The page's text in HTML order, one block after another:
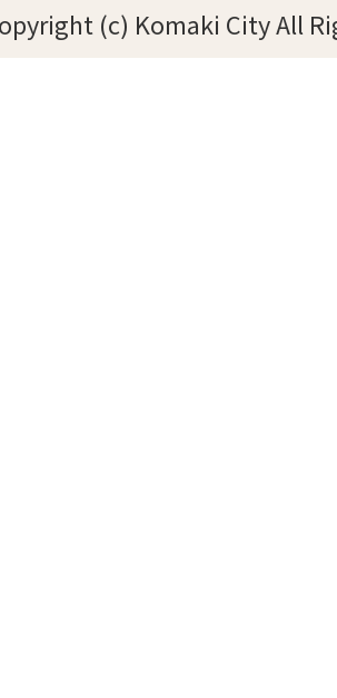
(c) Komaki City All